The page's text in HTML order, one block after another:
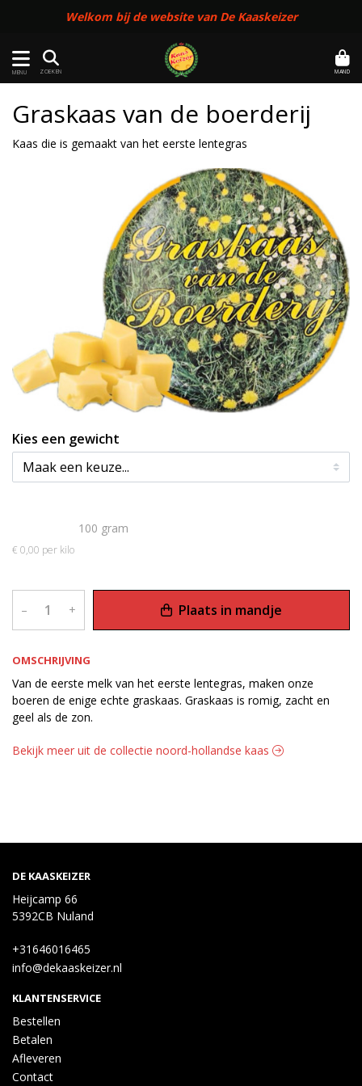
Welkom bij de website van De Kaaskeizer
MENU ZOEKEN MAND
OMSCHRIJVING
Van de eerste melk van het eerste lentegras, maken onze
boeren de enige echte graskaas. Graskaas is romig, zacht en
geel als de zon.
Graskaas van de boerderij
Kaas die is gemaakt van het eerste lentegras
Kies een gewicht
100 gram
€ 0,00 per kilo
– + Plaats in mandje
Bekijk meer uit de collectie noord-hollandse kaas
DE KAASKEIZER
Heijcamp 66
5392CB Nuland
+31646016465
info@dekaaskeizer.nl
KLANTENSERVICE
Bestellen
Betalen
Afleveren
Contact